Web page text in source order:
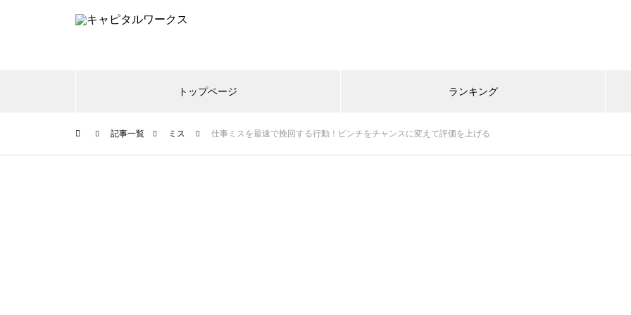
トップページ ランキング
記事一覧 ミス 仕事ミスを最速で挽回する行動！ピンチをチャンスに変えて評価を上げる